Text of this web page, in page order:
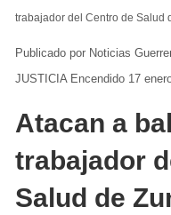
trabajador del Centro de Salud
Noticias
JUSTICIA Encendido 17
Atacan a
trabajador
Salud de